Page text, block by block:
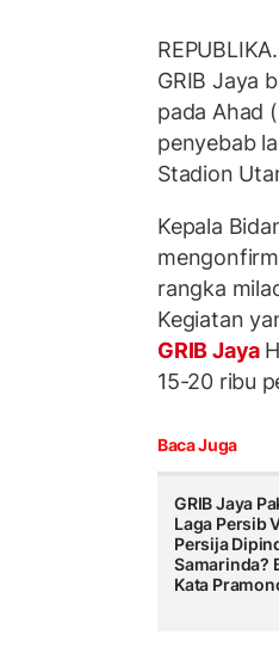
GRIB Jaya
pada Ahad
penyebab
Stadion
Kepala
rangka
Kegiatan
GRIB Jaya
15-20 ribu
Baca Juga
GRIB Jaya
Laga Persib
Persija
Samarinda?
Kata